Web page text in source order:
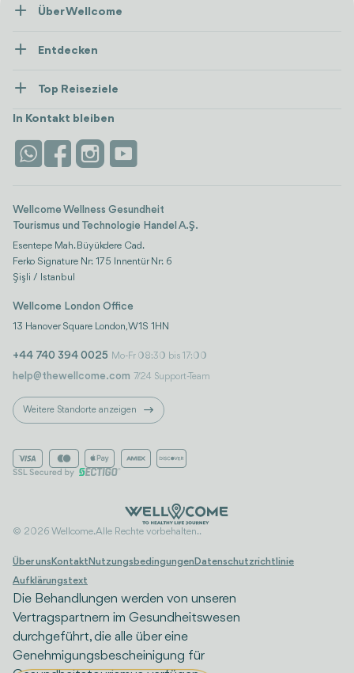
Über Wellcome
Presse
Vertrauen & Sicherheit
Kontaktieren Sie uns
Entdecken
Wellness
Unterkünfte
Attraktionen
Bewertungen
Top Reiseziele
Alle anzeigen
Istanbul
In Kontakt bleiben
Wellcome Wellness Gesundheit
Tourismus und Technologie Handel A.Ş.
Esentepe Mah. Büyükdere Cad.
Ferko Signature Nr: 175 Innentür Nr: 6
Şişli / Istanbul
Wellcome London Office
13 Hanover Square London, W1S 1HN
+44 740 394 0025 Mo-Fr 08:30 bis 17:00
help@thewellcome.com 7/24 Support-Team
Weitere Standorte anzeigen
© 2026 Wellcome. Alle Rechte vorbehalten..
Über uns Kontakt Nutzungsbedingungen Datenschutzrichtlinie
Aufklärungstext
Die Behandlungen werden von unseren
Vertragspartnern im Gesundheitswesen
durchgeführt, die alle über eine
Genehmigungsbescheinigung für